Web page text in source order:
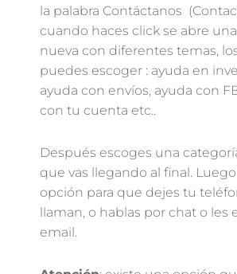
la palabra Contáctanos
cuando haces click se abre
nueva con diferentes temas,
puedes escoger : ayuda en
ayuda con envíos, ayuda con
con tu cuenta etc..
Después escoges una
que vas llegando al final.
opción para que dejes tu
llaman, o hablas por chat o les
email.